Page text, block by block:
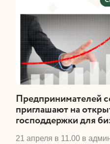
​Предпринимателей
приглашают на
господдержки для
​21 апреля в 11.00 в